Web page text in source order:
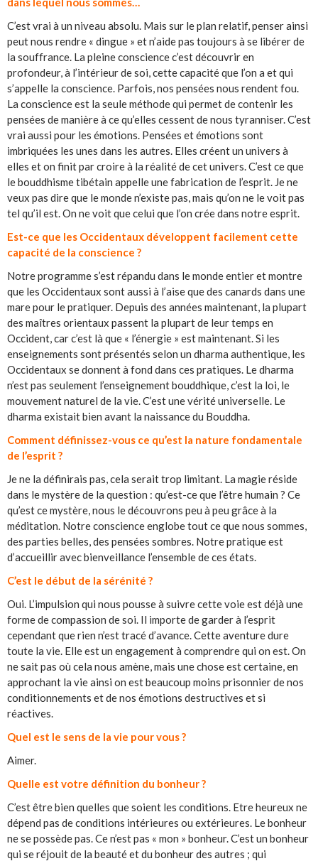
C’est vrai à un niveau absolu. Mais sur le plan relatif, penser ainsi
peut nous rendre « dingue » et n’aide pas toujours à se libérer de
la souffrance. La pleine conscience c’est découvrir en
profondeur, à l’intérieur de soi, cette capacité que l’on a et qui
s’appelle la conscience. Parfois, nos pensées nous rendent fou.
La conscience est la seule méthode qui permet de contenir les
pensées de manière à ce qu’elles cessent de nous tyranniser. C’est
vrai aussi pour les émotions. Pensées et émotions sont
imbriquées les unes dans les autres. Elles créent un univers à
elles et on finit par croire à la réalité de cet univers. C’est ce que
le bouddhisme tibétain appelle une fabrication de l’esprit. Je ne
veux pas dire que le monde n’existe pas, mais qu’on ne le voit pas
tel qu’il est. On ne voit que celui que l’on crée dans notre esprit.
Est-ce que les Occidentaux développent facilement cette
capacité de la conscience ?
Notre programme s’est répandu dans le monde entier et montre
que les Occidentaux sont aussi à l’aise que des canards dans une
mare pour le pratiquer. Depuis des années maintenant, la plupart
des maîtres orientaux passent la plupart de leur temps en
Occident, car c’est là que « l’énergie » est maintenant. Si les
enseignements sont présentés selon un dharma authentique, les
Occidentaux se donnent à fond dans ces pratiques. Le dharma
n’est pas seulement l’enseignement bouddhique, c’est la loi, le
mouvement naturel de la vie. C’est une vérité universelle. Le
dharma existait bien avant la naissance du Bouddha.
Comment définissez-vous ce qu’est la nature fondamentale
de l’esprit ?
Je ne la définirais pas, cela serait trop limitant. La magie réside
dans le mystère de la question : qu’est-ce que l’être humain ? Ce
qu’est ce mystère, nous le découvrons peu à peu grâce à la
méditation. Notre conscience englobe tout ce que nous sommes,
des parties belles, des pensées sombres. Notre pratique est
d’accueillir avec bienveillance l’ensemble de ces états.
C’est le début de la sérénité ?
Oui. L’impulsion qui nous pousse à suivre cette voie est déjà une
forme de compassion de soi. Il importe de garder à l’esprit
cependant que rien n’est tracé d’avance. Cette aventure dure
toute la vie. Elle est un engagement à comprendre qui on est. On
ne sait pas où cela nous amène, mais une chose est certaine, en
approchant la vie ainsi on est beaucoup moins prisonnier de nos
conditionnements et de nos émotions destructives et si
réactives.
Quel est le sens de la vie pour vous ?
Aimer.
Quelle est votre définition du bonheur ?
C’est être bien quelles que soient les conditions. Etre heureux ne
dépend pas de conditions intérieures ou extérieures. Le bonheur
ne se possède pas. Ce n’est pas « mon » bonheur. C’est un bonheur
qui se réjouit de la beauté et du bonheur des autres ; qui